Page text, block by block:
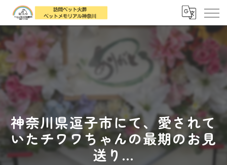
神奈川県逗子市にて、愛されて
いたチワワちゃんの最期のお見
送り...